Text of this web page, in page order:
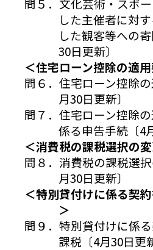
問５．文化芸術・スポ
した主催者に対
した観客等への
30日更新〕
＜住宅ローン控除の適
問６．住宅ローン控除
月30日更新〕
問７．住宅ローン控除
係る申告手続〔4
＜消費税の課税選択の
問８．消費税の課税選
月30日更新〕
＜特別貸付けに係る契
＞
問９．特別貸付けに係
課税〔4月30日更